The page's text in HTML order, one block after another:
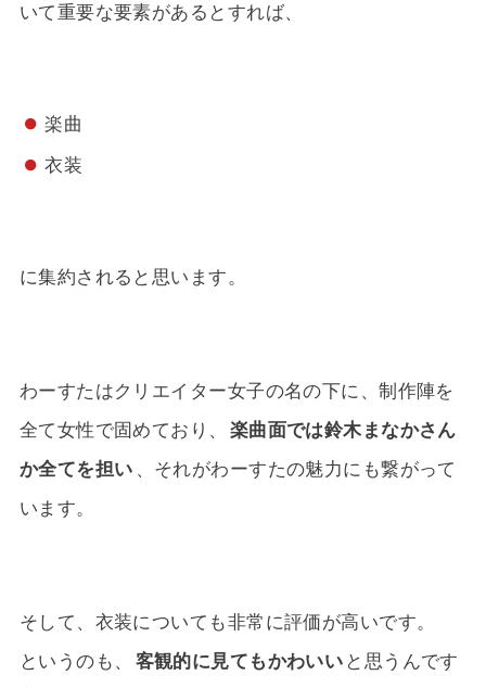
いて重要な要素があるとすれば、
楽曲
衣装
に集約されると思います。
わーすたはクリエイター女子の名の下に、制作陣を
全て女性で固めており、
楽曲面では鈴木まなかさん
か全てを担い 、それがわーすたの魅力にも繋がって
います。
そして、衣装についても非常に評価が高いです。
というのも、
客観的に見てもかわいい と思うんです